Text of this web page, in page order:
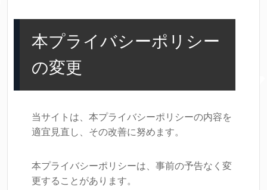
本プライバシーポリシー
の変更
当サイトは、本プライバシーポリシーの内容を
適宜見直し、その改善に努めます。
本プライバシーポリシーは、事前の予告なく変
更することがあります。